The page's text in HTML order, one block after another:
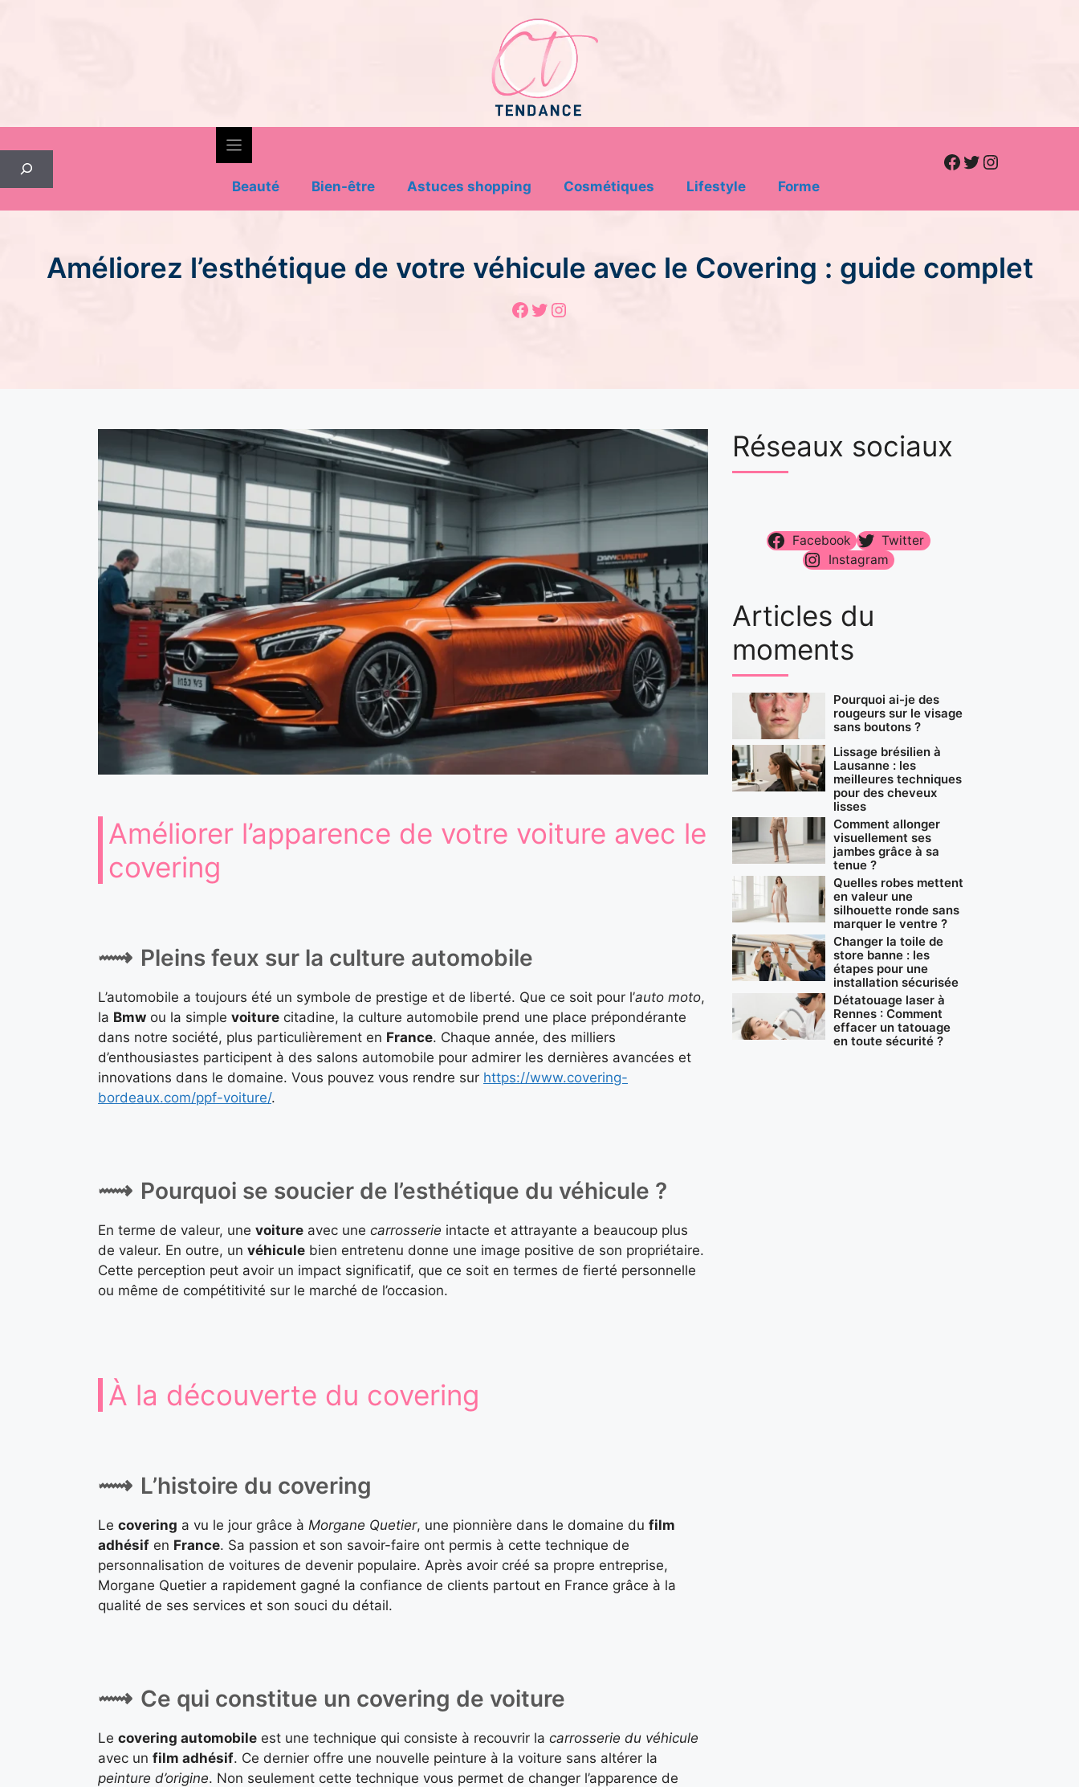
Beauté
Bien-être Astuces shopping Cosmétiques Lifestyle Forme
Facebook
Twitter
Instagram
Améliorez l’esthétique de votre véhicule avec le Covering : guide complet
Facebook
Twitter
Instagram
Améliorer l’apparence de votre voiture avec le
covering
Pleins feux sur la culture automobile
L’automobile a toujours été un symbole de prestige et de liberté. Que ce soit pour l’auto moto,
la Bmw ou la simple voiture citadine, la culture automobile prend une place prépondérante
dans notre société, plus particulièrement en France. Chaque année, des milliers
d’enthousiastes participent à des salons automobile pour admirer les dernières avancées et
innovations dans le domaine. Vous pouvez vous rendre sur https://www.covering-
bordeaux.com/ppf-voiture/.
Pourquoi se soucier de l’esthétique du véhicule ?
En terme de valeur, une voiture avec une carrosserie intacte et attrayante a beaucoup plus
de valeur. En outre, un véhicule bien entretenu donne une image positive de son propriétaire.
Cette perception peut avoir un impact significatif, que ce soit en termes de fierté personnelle
ou même de compétitivité sur le marché de l’occasion.
À la découverte du covering
L’histoire du covering
Le covering a vu le jour grâce à Morgane Quetier, une pionnière dans le domaine du film
adhésif en France. Sa passion et son savoir-faire ont permis à cette technique de
personnalisation de voitures de devenir populaire. Après avoir créé sa propre entreprise,
Morgane Quetier a rapidement gagné la confiance de clients partout en France grâce à la
qualité de ses services et son souci du détail.
Ce qui constitue un covering de voiture
Le covering automobile est une technique qui consiste à recouvrir la carrosserie du véhicule
avec un film adhésif. Ce dernier offre une nouvelle peinture à la voiture sans altérer la
peinture d’origine. Non seulement cette technique vous permet de changer l’apparence de
Réseaux sociaux
Facebook
Twitter
Instagram
Articles du
moments
Pourquoi ai-je des
rougeurs sur le visage
sans boutons ?
Lissage brésilien à
Lausanne : les
meilleures techniques
pour des cheveux
lisses
Comment allonger
visuellement ses
jambes grâce à sa
tenue ?
Quelles robes mettent
en valeur une
silhouette ronde sans
marquer le ventre ?
Changer la toile de
store banne : les
étapes pour une
installation sécurisée
Détatouage laser à
Rennes : Comment
effacer un tatouage
en toute sécurité ?